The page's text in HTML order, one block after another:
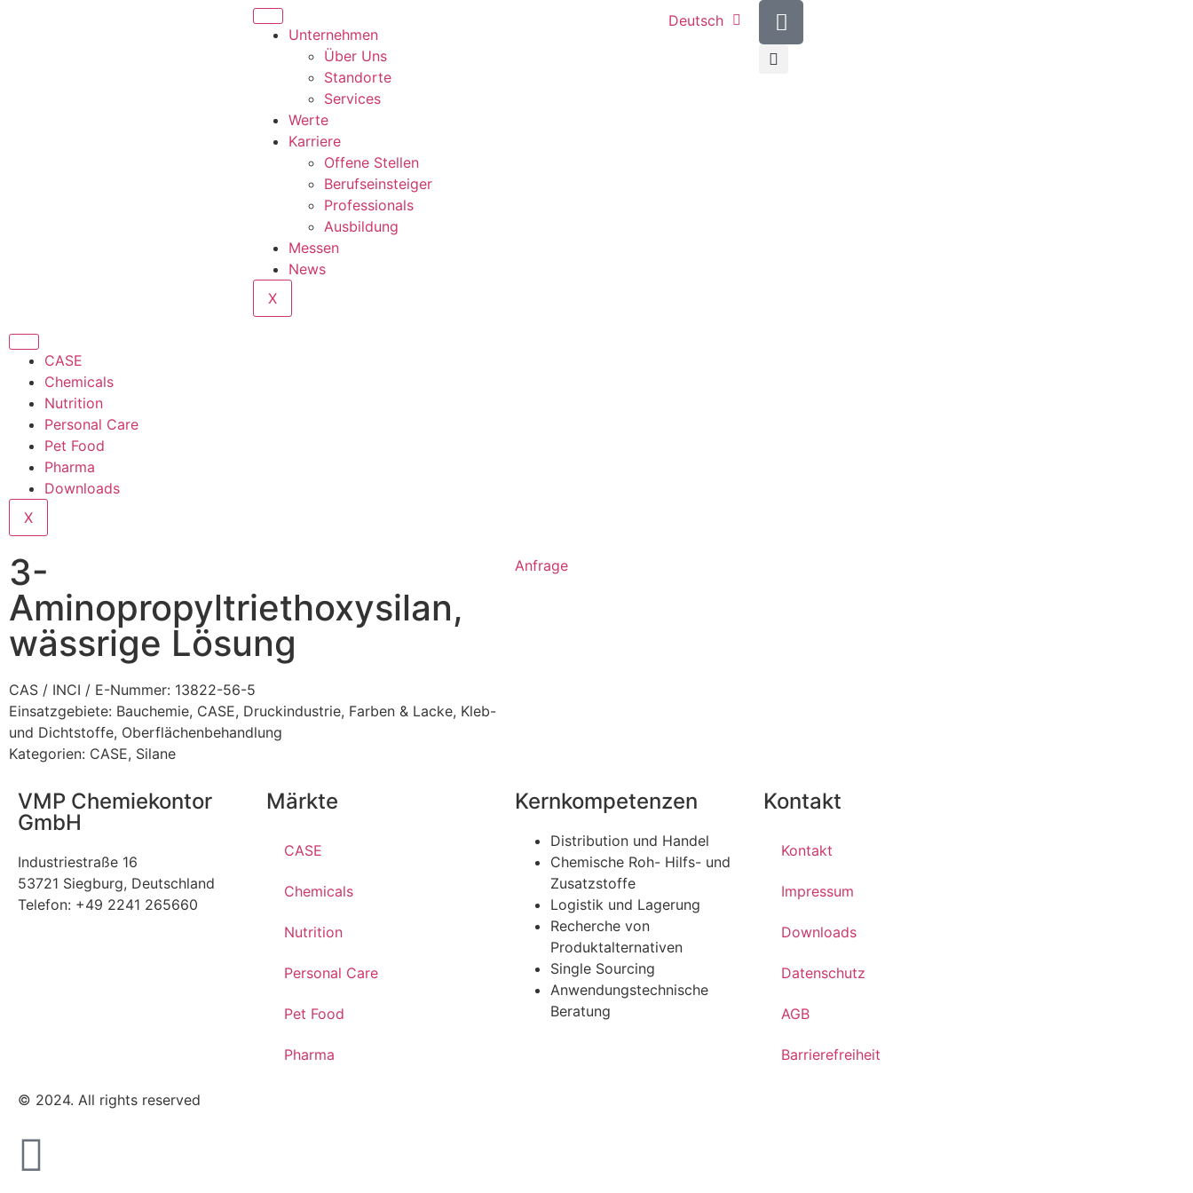
Unternehmen
Über Uns
Standorte
Services
Werte
Karriere
Offene Stellen
Berufseinsteiger
Professionals
Ausbildung
Messen
News
X
Deutsch
CASE
Chemicals
Nutrition
Personal Care
Pet Food
Pharma
Downloads
X
3-
Aminopropyltriethoxysilan,
wässrige Lösung
CAS / INCI / E-Nummer: 13822-56-5
Einsatzgebiete: Bauchemie, CASE, Druckindustrie, Farben & Lacke, Kleb-
und Dichtstoffe, Oberflächenbehandlung
Kategorien: CASE, Silane
Anfrage
VMP Chemiekontor
GmbH
Industriestraße 16
53721 Siegburg, Deutschland
Telefon: +49 2241 265660
Märkte
CASE
Chemicals
Nutrition
Personal Care
Pet Food
Pharma
Kernkompetenzen
Distribution und Handel
Chemische Roh- Hilfs- und
Zusatzstoffe
Logistik und Lagerung
Recherche von
Produktalternativen
Single Sourcing
Anwendungstechnische
Beratung
Kontakt
Kontakt
Impressum
Downloads
Datenschutz
AGB
Barrierefreiheit
© 2024. All rights reserved